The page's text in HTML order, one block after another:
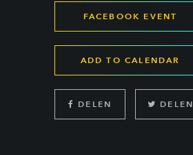
FACEBOOK EVENT
ADD TO CALENDAR
DELEN DELEN